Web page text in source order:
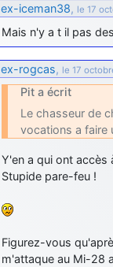
ex-iceman38, le 17
Mais n'y a t il pas
ex-rogcas, le 17
Pit a écrit
Le chasseur de
vocations a faire
Y'en a qui ont accès
Stupide pare-feu !
Figurez-vous
m'attaque au Mi-28